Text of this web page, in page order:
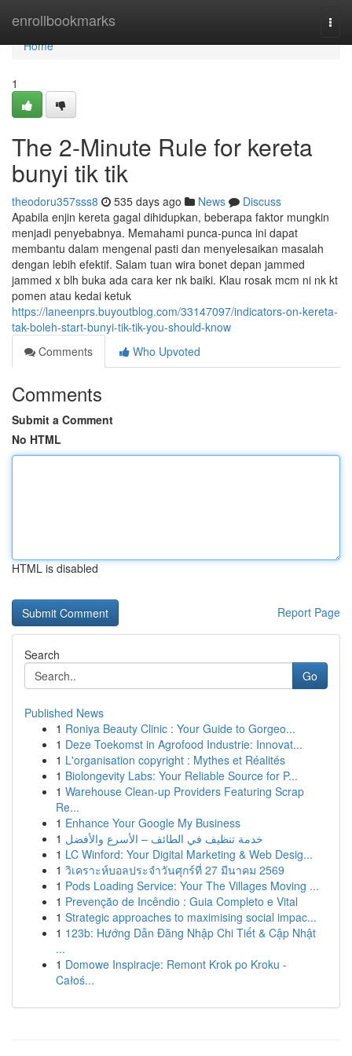
enrollbookmarks
Home
Home
1
The 2-Minute Rule for kereta
bunyi tik tik
theodoru357sss8 535 days ago News
Discuss
Apabila enjin kereta gagal dihidupkan, beberapa faktor mungkin
menjadi penyebabnya. Memahami punca-punca ini dapat
membantu dalam mengenal pasti dan menyelesaikan masalah
dengan lebih efektif. Salam tuan wira bonet depan jammed
jammed x blh buka ada cara ker nk baiki. Klau rosak mcm ni nk kt
pomen atau kedai ketuk
https://laneenprs.buyoutblog.com/33147097/indicators-on-kereta-
tak-boleh-start-bunyi-tik-tik-you-should-know
Comments
Who Upvoted
Comments
Submit a Comment
No HTML
HTML is disabled
Report Page
Search
Go
Published News
1 Roniya Beauty Clinic : Your Guide to Gorgeo...
1 Deze Toekomst in Agrofood Industrie: Innovat...
1 L'organisation copyright : Mythes et Réalités
1 Biolongevity Labs: Your Reliable Source for P...
1 Warehouse Clean-up Providers Featuring Scrap
Re...
1 Enhance Your Google My Business
1 خدمة تنظيف في الطائف – الأسرع والأفضل
1 LC Winford: Your Digital Marketing & Web Desig...
1 วิเคราะห์บอลประจำวันศุกร์ที่ 27 มีนาคม 2569
1 Pods Loading Service: Your The Villages Moving ...
1 Prevenção de Incêndio : Guia Completo e Vital
1 Strategic approaches to maximising social impac...
1 123b: Hướng Dẫn Đăng Nhập Chi Tiết & Cập Nhật
...
1 Domowe Inspiracje: Remont Krok po Kroku -
Całoś...